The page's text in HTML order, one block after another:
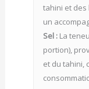
tahini et des
un
Sel :La
portion),
et du tahini,